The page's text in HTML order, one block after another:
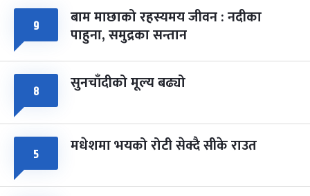
८ फागुपूर्णिमा
चैत्र ८, २०८३-Mar 22, 2027
७ महिना बाँकी
९ बाम माछाको रहस्यमय जीवन : नदीका
पाहुना, समुद्रका सन्तान
८ सुनचाँदीको मूल्य बढ्यो
५ मधेशमा भयको रोटी सेक्दै सीके राउत